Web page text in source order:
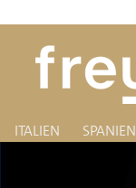
ITALIEN SPANIEN